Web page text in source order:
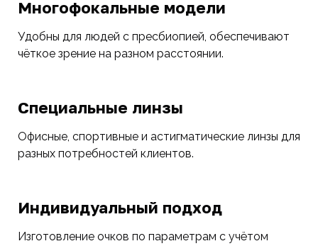
Многофокальные модели
Удобны для людей с пресбиопией, обеспечивают
чёткое зрение на разном расстоянии.
Специальные линзы
Офисные, спортивные и астигматические линзы для
разных потребностей клиентов.
Индивидуальный подход
Изготовление очков по параметрам с учётом